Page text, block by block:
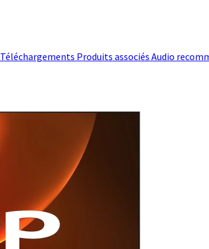
Téléchargements Produits associés Audio